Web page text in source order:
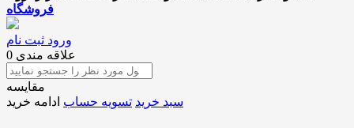
فروشگاه
ورود ثبت نام
علاقه مندی 0
مقایسه
سبد خرید تسویه حساب ادامه خرید